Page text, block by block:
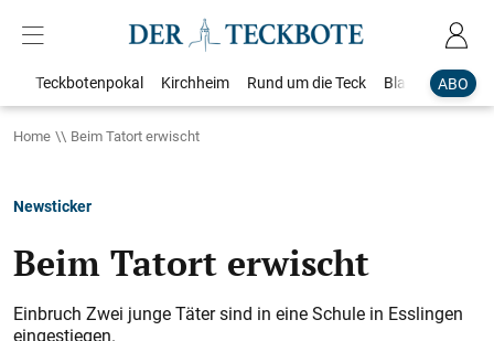
ABO
Teckbotenpokal Kirchheim Rund um die Teck Blaulicht
Home Beim Tatort erwischt
Newsticker
Beim Tatort erwischt
Einbruch Zwei junge Täter sind in eine Schule in Esslingen
eingestiegen.